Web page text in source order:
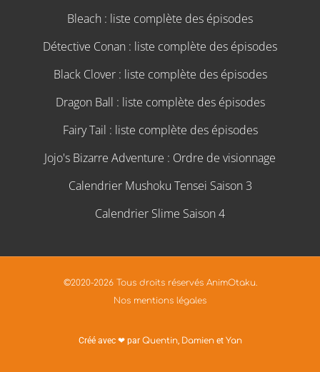
Bleach : liste complète des épisodes
Détective Conan : liste complète des épisodes
Black Clover : liste complète des épisodes
Dragon Ball : liste complète des épisodes
Fairy Tail : liste complète des épisodes
Jojo's Bizarre Adventure : Ordre de visionnage
Calendrier Mushoku Tensei Saison 3
Calendrier Slime Saison 4
©2020-2026 Tous droits réservés AnimOtaku.
Nos mentions légales
Créé avec ❤ par Quentin, Damienet Yan